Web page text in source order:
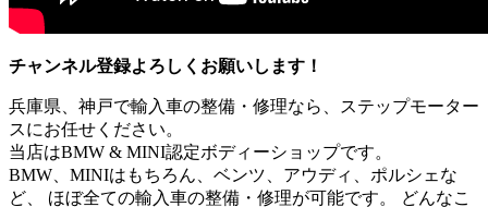
チャンネル登録よろしくお願いします！
兵庫県、神戸で輸入車の整備・修理なら、ステップモーター
スにお任せください。
当店はBMW & MINI認定ボディーショップです。
BMW、MINIはもちろん、ベンツ、アウディ、ポルシェな
ど、 ほぼ全ての輸入車の整備・修理が可能です。 どんなこ